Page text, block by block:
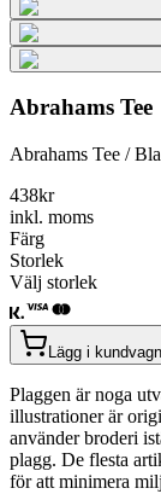
Abrahams Tee
Abrahams Tee /
438kr
inkl. moms
Färg
Storlek
Välj storlek
Lägg i
Plaggen är noga
illustrationer är
använder broderi
plagg. De flesta
för att minimera